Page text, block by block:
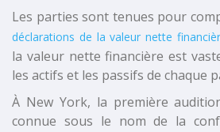
Les parties sont tenues pour
déclarations de la valeur nette
la valeur nette financière est
les actifs et les passifs de chaque
À New York, la première
connue sous le nom de la